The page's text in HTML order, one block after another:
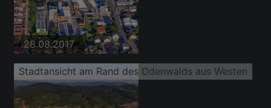
28.08.2017
Stadtansicht am Rand des Odenwalds aus Westen